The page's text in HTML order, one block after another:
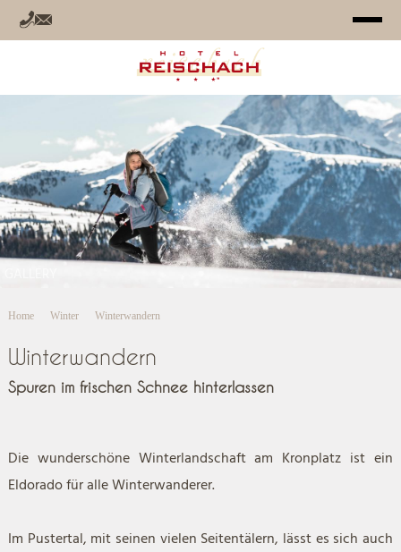
ZIMMER
ANGEBOTE
RELAX
WINTER
INFO
Home Winter Winterwandern
Winterwandern
Spuren im frischen Schnee hinterlassen
Die wunderschöne Winterlandschaft am Kronplatz ist ein
Eldorado für alle Winterwanderer.
Im Pustertal, mit seinen vielen Seitentälern, lässt es sich auch